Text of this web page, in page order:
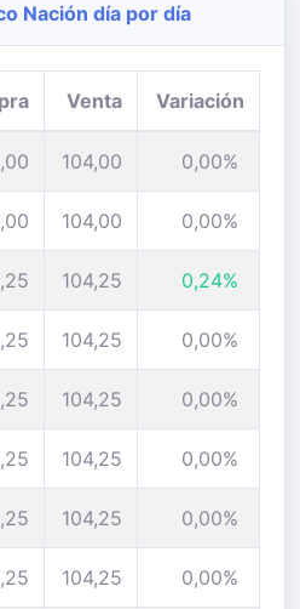
Nación día por día
Venta Variación
104,00 0,00%
104,00 0,00%
104,25 0,24%
104,25 0,00%
104,25 0,00%
104,25 0,00%
104,25 0,00%
104,25 0,00%